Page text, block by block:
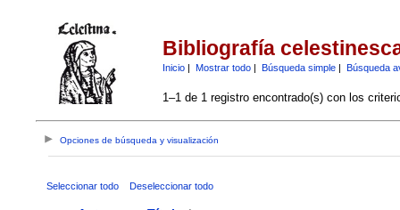
Bibliografía
Inicio| Mostrar todo| Búsqueda simple| Búsqueda
1–1 de 1 registro encontrado(s) con los
Opciones de búsqueda y visualización
Seleccionar todo Deseleccionar todo